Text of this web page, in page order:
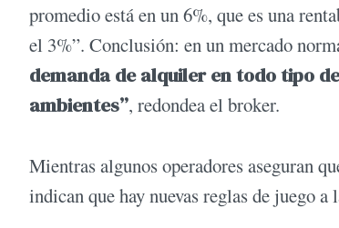
promedio está en un 6%, que es una
el 3%”. Conclusión: en un mercado
demanda de alquiler en todo tipo
ambientes”, redondea el broker.
Mientras algunos operadores aseguran
indican que hay nuevas reglas de juego a